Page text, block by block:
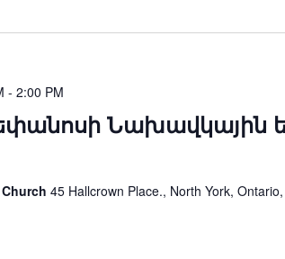
Նախավկային
- 2:00 PM
45 Hallcrown Place., North York,